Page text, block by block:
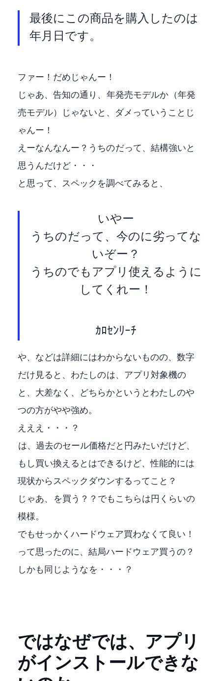
最後にこの商品を購入したのは2021
年11月26日です。
ファー！だめじゃんー！
じゃあ、告知の通り、Fire TV Stick 4K Max (2023年発売モデル)か Fire TV Stick 4K （2023年発
売モデル）じゃないと、ダメっていうことじ
ゃんー！
えーなんなんー？うちのFire TV Stick 4K Max だって、結構強いと
思うんだけど・・・
と思って、スペックを調べてみると、
いやー
うちのAmazon Fire TV Stick 4K MAX(2021) だって、今のfire stick 4k(2023)に劣ってな
いぞー？
うちの4k maxでもxboxアプリ使えるように
してくれー！
— ｶﾛｾﾝﾘｰﾁ (@calcMCalcm)
CPUやGPU、OSなどは詳細にはわからないものの、数字
だけ見ると、わたしのFire TV Stick 4K MAX(2021)は、XBOXアプリ対象機のFire TV Stick 4K(2023)
と、大差なく、どちらかというとわたしのや
つの方がやや強め。
えええ・・・？
Fire TV Stick 4K(2023)は、過去のセール価格だと3,980円みたいだけど、
もし買い換えるとXBOXはできるけど、性能的には
現状からスペックダウンするってこと？
じゃあ、Fire TV Stick 4K MAX(2023)を買う？？でもこちらは5,980円くらいの
模様。
でもせっかくハードウェア買わなくて良い！
って思ったのに、結局ハードウェア買うの？
しかも同じようなFire TV Stick 4K MAX(2023)を・・・？
ではなぜFire TV Stick 4K MAX(2021)では、XBOXアプリ
がインストールできな